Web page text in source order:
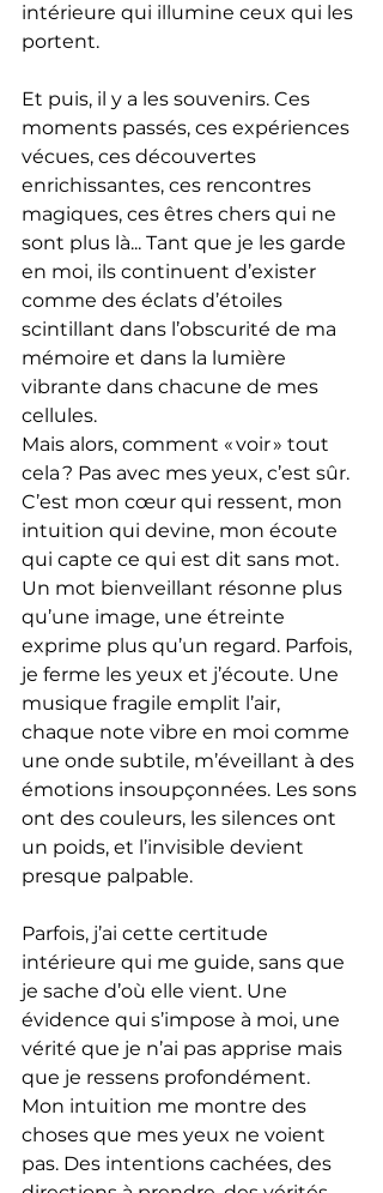
intérieure qui illumine ceux qui les
portent.
Et puis, il y a les souvenirs. Ces
moments passés, ces expériences
vécues, ces découvertes
enrichissantes, ces rencontres
magiques, ces êtres chers qui ne
sont plus là... Tant que je les garde
en moi, ils continuent d’exister
comme des éclats d’étoiles
scintillant dans l’obscurité de ma
mémoire et dans la lumière
vibrante dans chacune de mes
cellules.
Mais alors, comment « voir » tout
cela ? Pas avec mes yeux, c’est sûr.
C’est mon cœur qui ressent, mon
intuition qui devine, mon écoute
qui capte ce qui est dit sans mot.
Un mot bienveillant résonne plus
qu’une image, une étreinte
exprime plus qu’un regard. Parfois,
je ferme les yeux et j’écoute. Une
musique fragile emplit l’air,
chaque note vibre en moi comme
une onde subtile, m’éveillant à des
émotions insoupçonnées. Les sons
ont des couleurs, les silences ont
un poids, et l’invisible devient
presque palpable.
Parfois, j’ai cette certitude
intérieure qui me guide, sans que
je sache d’où elle vient. Une
évidence qui s’impose à moi, une
vérité que je n’ai pas apprise mais
que je ressens profondément.
Mon intuition me montre des
choses que mes yeux ne voient
pas. Des intentions cachées, des